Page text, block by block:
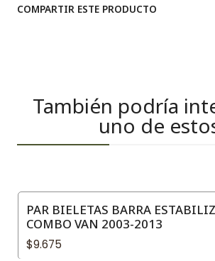
COMPARTIR ESTE PRODUCTO
También podría
uno de
PAR BIELETAS BARRA
COMBO VAN 2003-2013
$9.675